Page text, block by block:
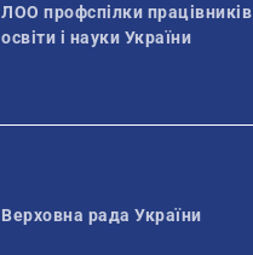
ЛОО профспілки працівників
освіти і науки України
Верховна рада України